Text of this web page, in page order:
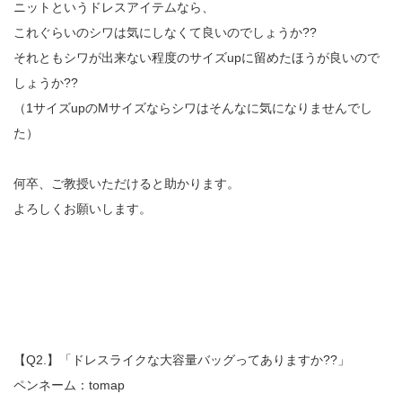
ニットというドレスアイテムなら、
これぐらいのシワは気にしなくて良いのでしょうか??
それともシワが出来ない程度のサイズupに留めたほうが良いので
しょうか??
（1サイズupのMサイズならシワはそんなに気になりませんでし
た）
何卒、ご教授いただけると助かります。
よろしくお願いします。
【Q2.】「ドレスライクな大容量バッグってありますか??」
ペンネーム：tomap